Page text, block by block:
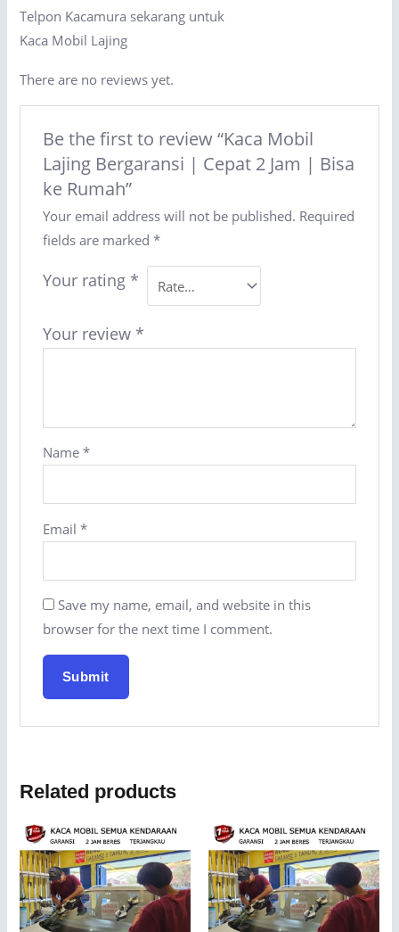
Telpon Kacamura sekarang untuk
Kaca Mobil Lajing
There are no reviews yet.
Be the first to review “Kaca Mobil
Lajing Bergaransi | Cepat 2 Jam | Bisa
ke Rumah”
Your email address will not be published. Required
fields are marked *
Your rating *
Your review *
Name *
Email *
Save my name, email, and website in this
browser for the next time I comment.
Related products